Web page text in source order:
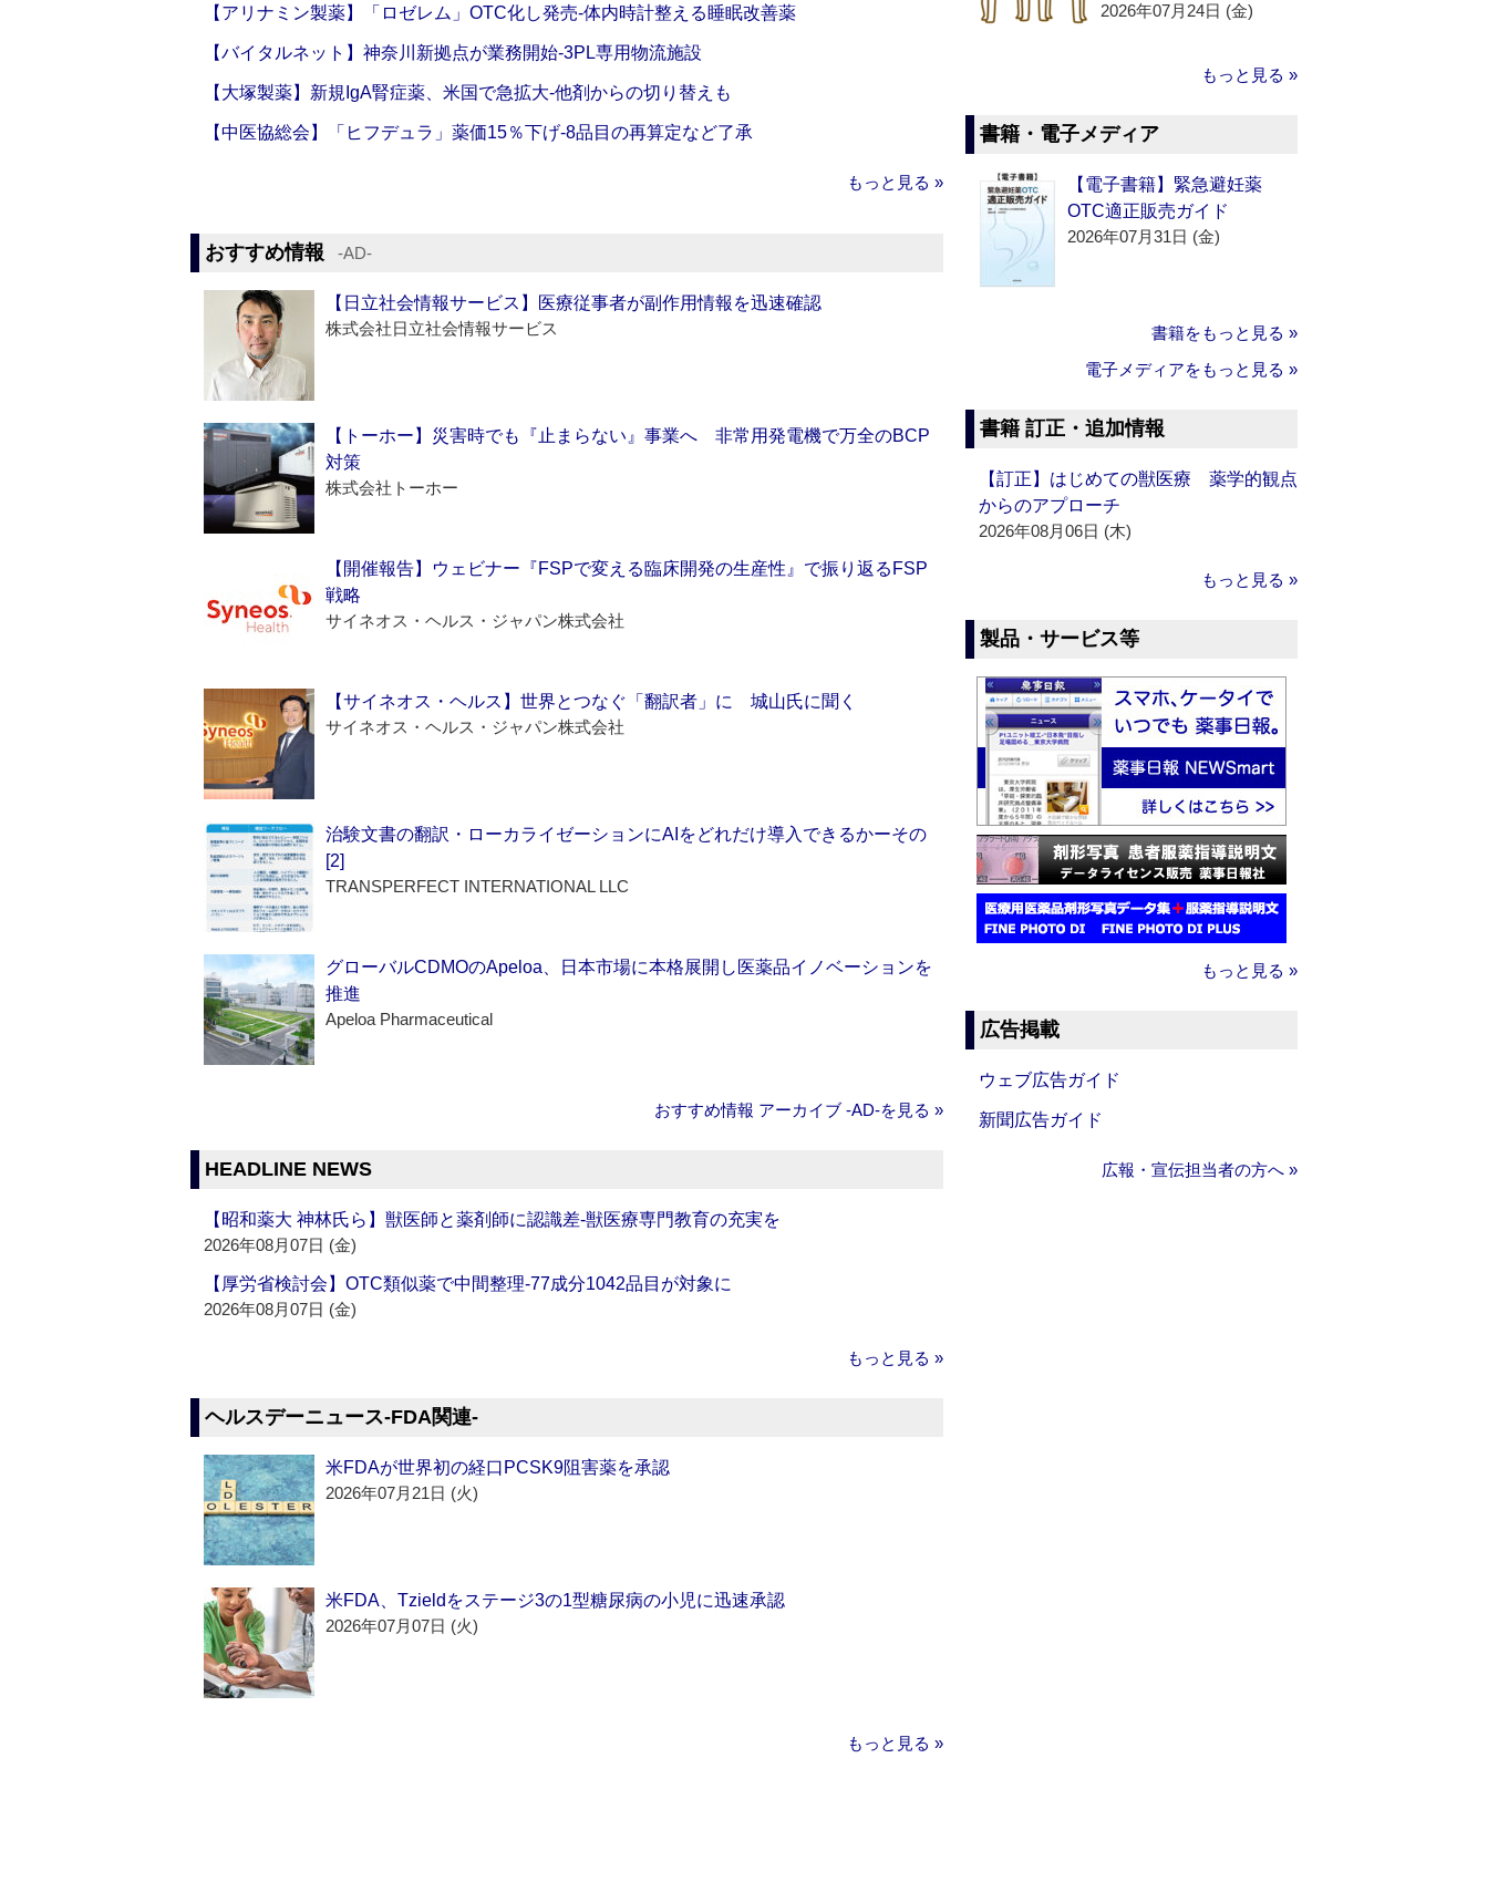
【アリナミン製薬】「ロゼレム」OTC化し発売‐体内時計整える睡眠改善薬
【バイタルネット】神奈川新拠点が業務開始‐3PL専用物流施設
【大塚製薬】新規IgA腎症薬、米国で急拡大‐他剤からの切り替えも
【中医協総会】「ヒフデュラ」薬価15％下げ‐8品目の再算定など了承
もっと見る »
おすすめ情報 ‐AD‐
【日立社会情報サービス】医療従事者が副作用情報を迅速確認
株式会社日立社会情報サービス
【トーホー】災害時でも『止まらない』事業へ 非常用発電機で万全のBCP
対策
株式会社トーホー
【開催報告】ウェビナー『FSPで変える臨床開発の生産性』で振り返るFSP
戦略
サイネオス・ヘルス・ジャパン株式会社
【サイネオス・ヘルス】世界とつなぐ「翻訳者」に 城山氏に聞く
サイネオス・ヘルス・ジャパン株式会社
治験文書の翻訳・ローカライゼーションにAIをどれだけ導入できるかーその
[2]
TRANSPERFECT INTERNATIONAL LLC
グローバルCDMOのApeloa、日本市場に本格展開し医薬品イノベーションを
推進
Apeloa Pharmaceutical
おすすめ情報 アーカイブ ‐AD‐を見る »
HEADLINE NEWS
【昭和薬大 神林氏ら】獣医師と薬剤師に認識差‐獣医療専門教育の充実を
2026年08月07日 (金)
【厚労省検討会】OTC類似薬で中間整理‐77成分1042品目が対象に
2026年08月07日 (金)
もっと見る »
ヘルスデーニュース‐FDA関連‐
米FDAが世界初の経口PCSK9阻害薬を承認
2026年07月21日 (火)
米FDA、Tzieldをステージ3の1型糖尿病の小児に迅速承認
2026年07月07日 (火)
もっと見る »
2026年07月24日 (金)
もっと見る »
書籍・電子メディア
【電子書籍】緊急避妊薬
OTC適正販売ガイド
2026年07月31日 (金)
書籍をもっと見る »
電子メディアをもっと見る »
書籍 訂正・追加情報
【訂正】はじめての獣医療 薬学的観点
からのアプローチ
2026年08月06日 (木)
もっと見る »
製品・サービス等
もっと見る »
広告掲載
ウェブ広告ガイド
新聞広告ガイド
広報・宣伝担当者の方へ »